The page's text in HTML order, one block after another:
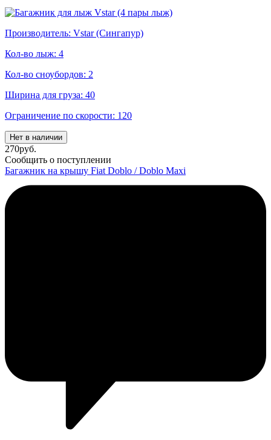
Производитель: Vstar (Сингапур)
Кол-во лыж: 4
Кол-во сноубордов: 2
Ширина для груза: 40
Ограничение по скорости: 120
Нет в наличии
270руб.
Сообщить о поступлении
Багажник на крышу Fiat Doblo / Doblo Maxi